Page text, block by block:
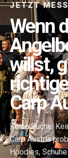
JETZT
Wenn
willst,
Carp
Keine Suche.
Carp Austria
Hoodies,